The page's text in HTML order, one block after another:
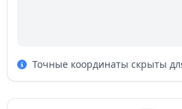
Точные координаты скрыты